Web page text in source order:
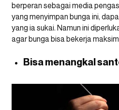
berperan sebagai media
yang menyimpan bunga ini,
yang ia sukai. Namun ini
agar bunga bisa bekerja
Bisa menangkal